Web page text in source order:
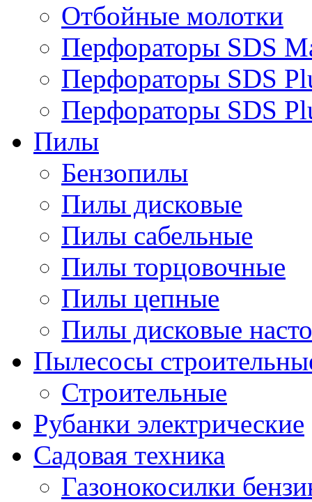
Отбойные молотки
Перфораторы SDS
Перфораторы SDS
Перфораторы SDS
Пилы
Бензопилы
Пилы дисковые
Пилы сабельные
Пилы торцовочные
Пилы цепные
Пилы дисковые
Пылесосы
Строительные
Рубанки электрические
Садовая техника
Газонокосилки